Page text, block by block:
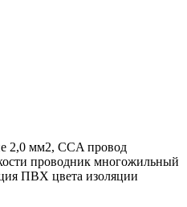
2,0 мм2, CCA провод
проводник многожильный
ПВХ цвета изоляции